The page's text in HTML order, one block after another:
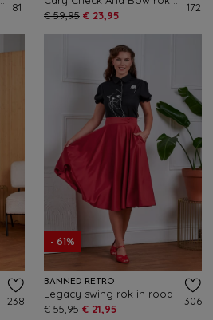
81
€ 59,95 € 23,95
172
238
- 61%
BANNED RETRO
Legacy swing rok in rood
€ 55,95 € 21,95
306